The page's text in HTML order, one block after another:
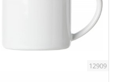
12909